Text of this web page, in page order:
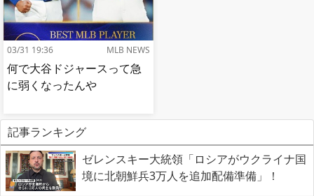
03/31 19:36 MLB NEWS
何で大谷ドジャースって急
に弱くなったんや
記事ランキング
ゼレンスキー大統領「ロシアがウクライナ国
境に北朝鮮兵3万人を追加配備準備」！